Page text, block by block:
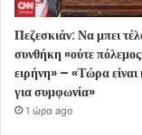
Πεζεσκιάν: Να μπει
συνθήκη «ούτε
ειρήνη» – «Τώρα
για συμφωνία»
1 ώρα ago